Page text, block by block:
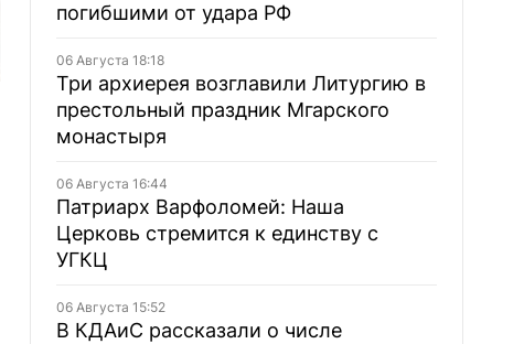
погибшими от удара РФ
06 Августа 18:18
Три архиерея возглавили Литургию в
престольный праздник Мгарского
монастыря
06 Августа 16:44
Патриарх Варфоломей: Наша
Церковь стремится к единству с
УГКЦ
06 Августа 15:52
В КДАиС рассказали о числе